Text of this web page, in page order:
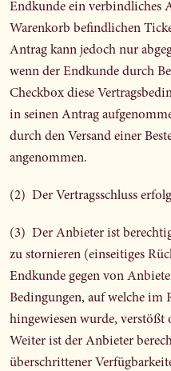
Endkunde ein verbindliches
Warenkorb befindlichen
Antrag kann jedoch nur
wenn der Endkunde durch
Checkbox diese
in seinen Antrag
durch den Versand einer
angenommen.
(2) Der Vertragsschluss
(3) Der Anbieter ist
zu stornieren (einseitiges
Endkunde gegen von
Bedingungen, auf welche im
hingewiesen wurde, verstößt
Weiter ist der Anbieter
überschrittener